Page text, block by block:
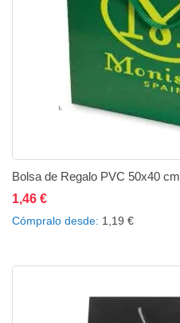
Bolsa de Regalo PVC 50x40 cm
1,46 €
Cómpralo desde 1,19 €